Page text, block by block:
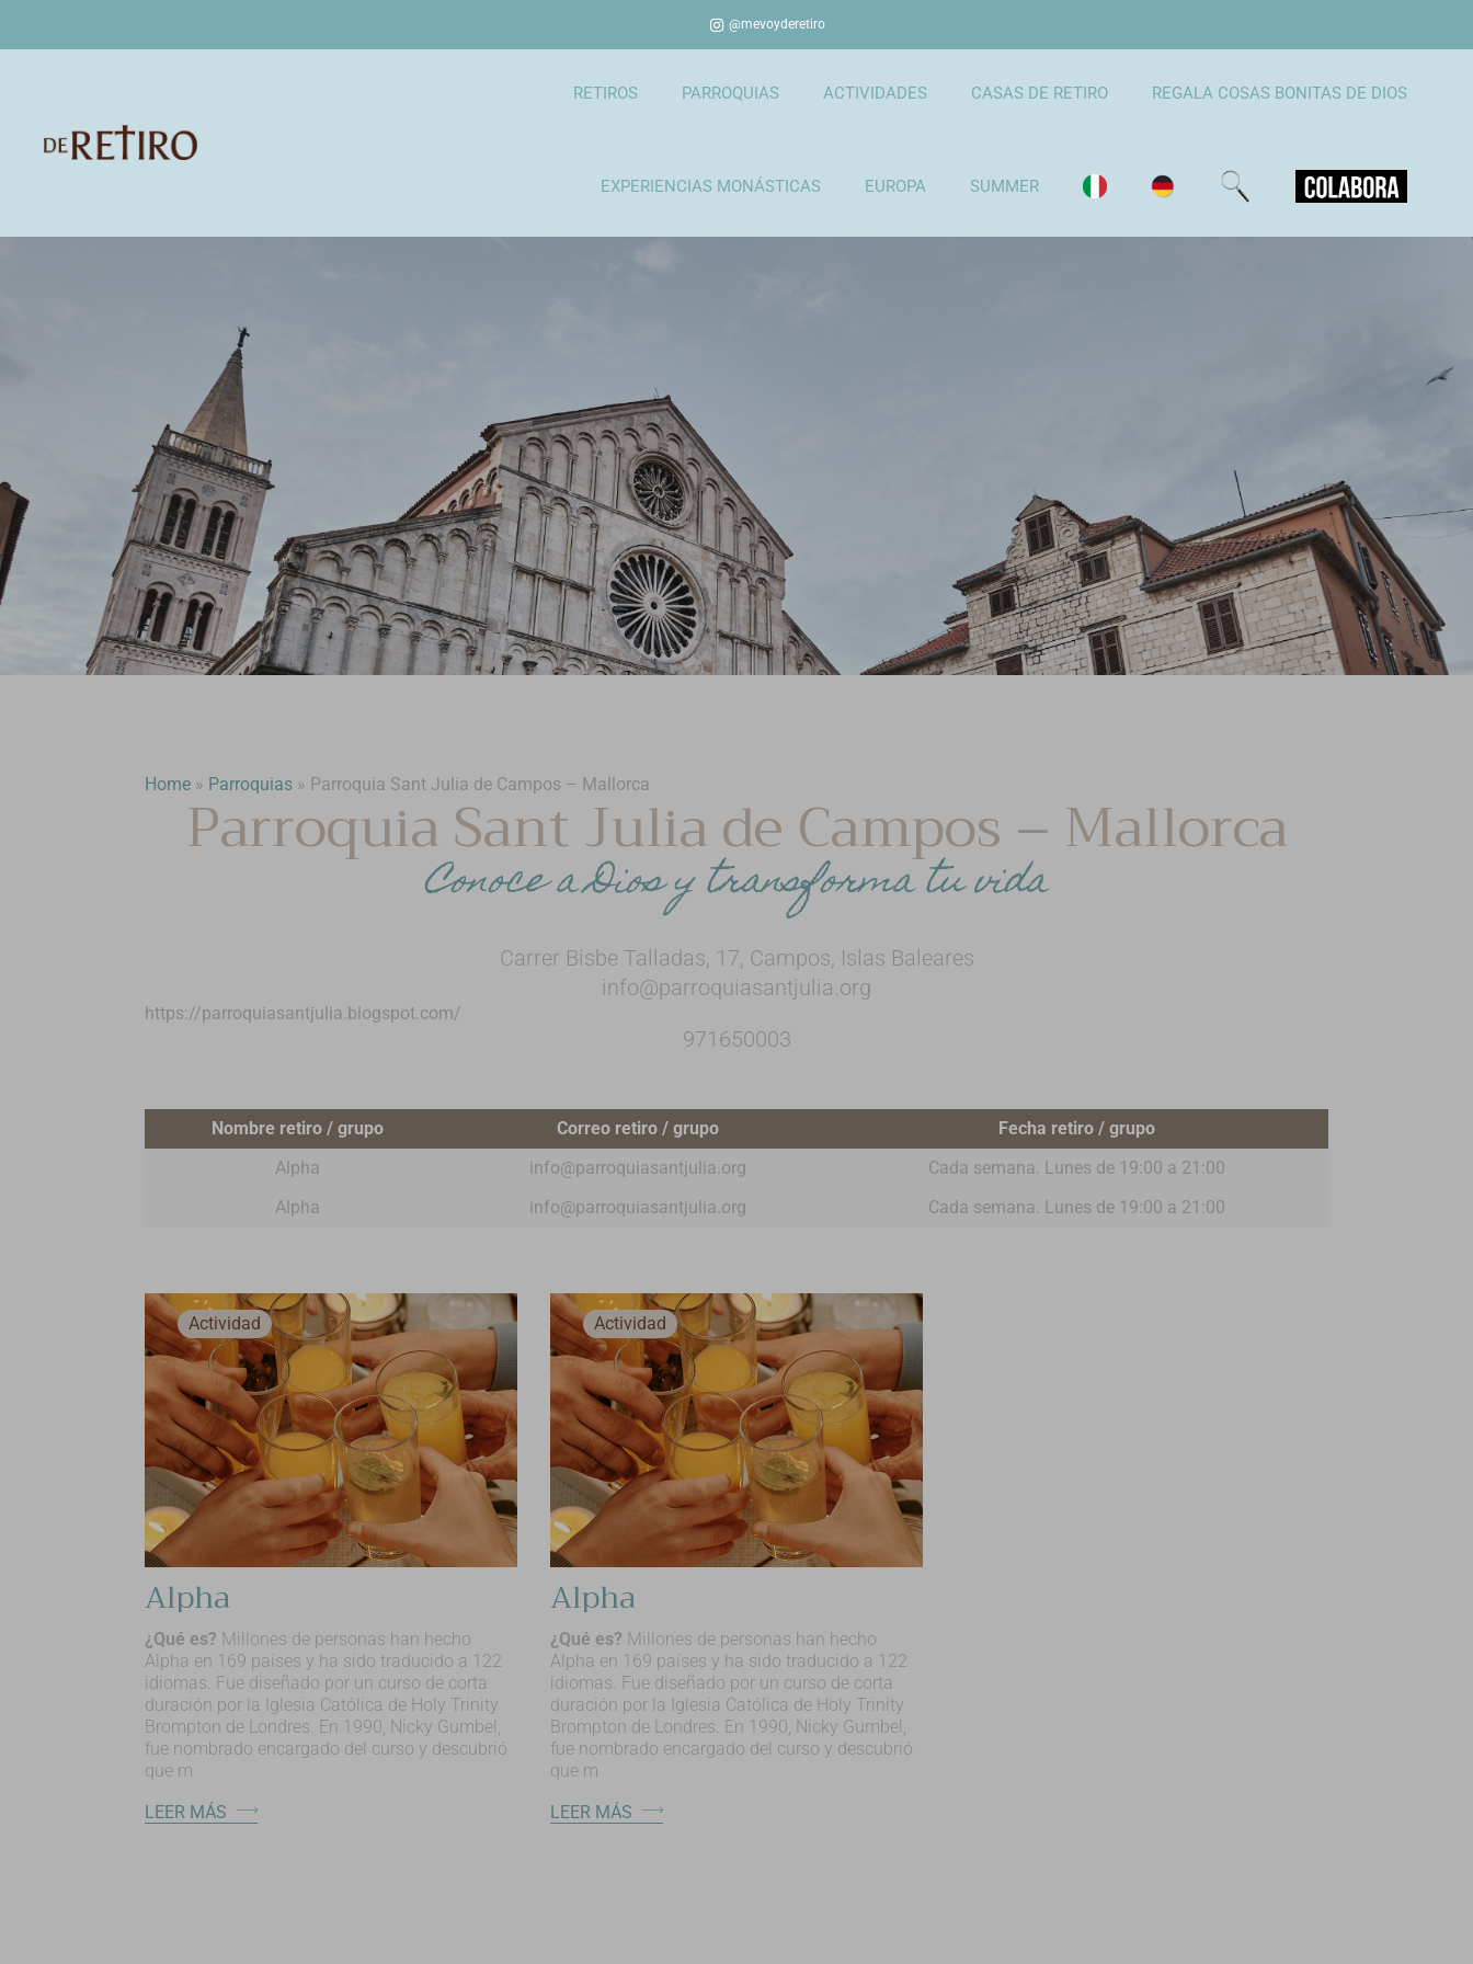
@mevoyderetiro
RETIROS PARROQUIAS ACTIVIDADES CASAS DE RETIRO REGALA COSAS BONITAS DE DIOS
EXPERIENCIAS MONÁSTICAS EUROPA SUMMER
Home » Parroquias » Parroquia Sant Julia de Campos – Mallorca
Parroquia Sant Julia de Campos – Mallorca
Conoce a Dios y transforma tu vida
Carrer Bisbe Talladas, 17, Campos, Islas Baleares
info@parroquiasantjulia.org
https://parroquiasantjulia.blogspot.com/
971650003
Nombre retiro / grupo Correo retiro / grupo
Fecha retiro / grupo
Alpha
info@parroquiasantjulia.org
Cada semana. Lunes de 19:00 a 21:00
Alpha
info@parroquiasantjulia.org Cada semana. Lunes de 19:00 a 21:00
Actividad
Alpha
¿Qué es? Millones de personas han hecho
Alpha en 169 países y ha sido traducido a 122
idiomas. Fue diseñado por un curso de corta
duración por la Iglesia Católica de Holy Trinity
Brompton de Londres. En 1990, Nicky Gumbel,
fue nombrado encargado del curso y descubrió
que m
LEER MÁS
Actividad
Alpha
¿Qué es? Millones de personas han hecho
Alpha en 169 países y ha sido traducido a 122
idiomas. Fue diseñado por un curso de corta
duración por la Iglesia Católica de Holy Trinity
Brompton de Londres. En 1990, Nicky Gumbel,
fue nombrado encargado del curso y descubrió
que m
LEER MÁS